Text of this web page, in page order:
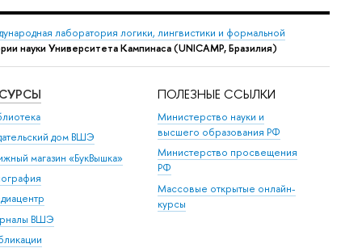
лаборатория логики, лингвистики и формальной
науки Университета Кампинаса (UNICAMP, Бразилия)
дом ВШЭ
магазин «БукВышка»
ВШЭ
ПОЛЕЗНЫЕ ССЫЛКИ
Министерство науки и
высшего образования РФ
Министерство просвещения
РФ
Массовые открытые онлайн-
курсы